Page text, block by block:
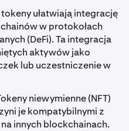
ułatwiają integrację
w protokołach
(DeFi). Ta integracja
aktywów jako
lub uczestniczenie w
niewymienne (NFT)
je kompatybilnymi z
innych blockchainach.